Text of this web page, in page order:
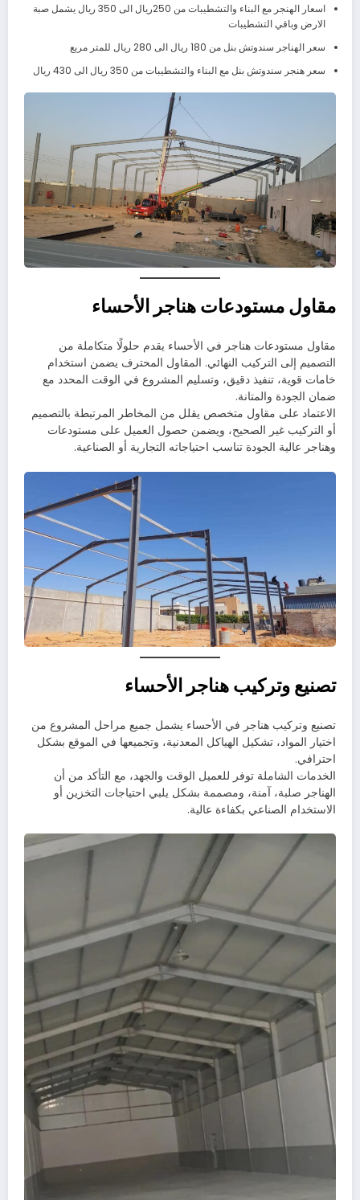
اسعار الهنجر مع البناء والتشطيبات من 250ريال الى 350 ريال يشمل صبة
الارض وباقي التشطيبات
سعر الهناجر سندوتش بنل من 180 ريال الى 280 ريال للمتر مربع
سعر هنجر سندوتش بنل مع البناء والتشطيبات من 350 ريال الى 430 ريال
مقاول مستودعات هناجر الأحساء
مقاول مستودعات هناجر في الأحساء يقدم حلولًا متكاملة من
التصميم إلى التركيب النهائي. المقاول المحترف يضمن استخدام
خامات قوية، تنفيذ دقيق، وتسليم المشروع في الوقت المحدد مع
ضمان الجودة والمتانة.
الاعتماد على مقاول متخصص يقلل من المخاطر المرتبطة بالتصميم
أو التركيب غير الصحيح، ويضمن حصول العميل على مستودعات
وهناجر عالية الجودة تناسب احتياجاته التجارية أو الصناعية.
تصنيع وتركيب هناجر الأحساء
تصنيع وتركيب هناجر في الأحساء يشمل جميع مراحل المشروع من
اختيار المواد، تشكيل الهياكل المعدنية، وتجميعها في الموقع بشكل
احترافي.
الخدمات الشاملة توفر للعميل الوقت والجهد، مع التأكد من أن
الهناجر صلبة، آمنة، ومصممة بشكل يلبي احتياجات التخزين أو
الاستخدام الصناعي بكفاءة عالية.